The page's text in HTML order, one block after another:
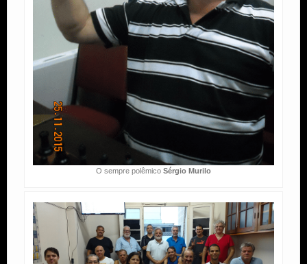
O sempre polêmico Sérgio Murilo